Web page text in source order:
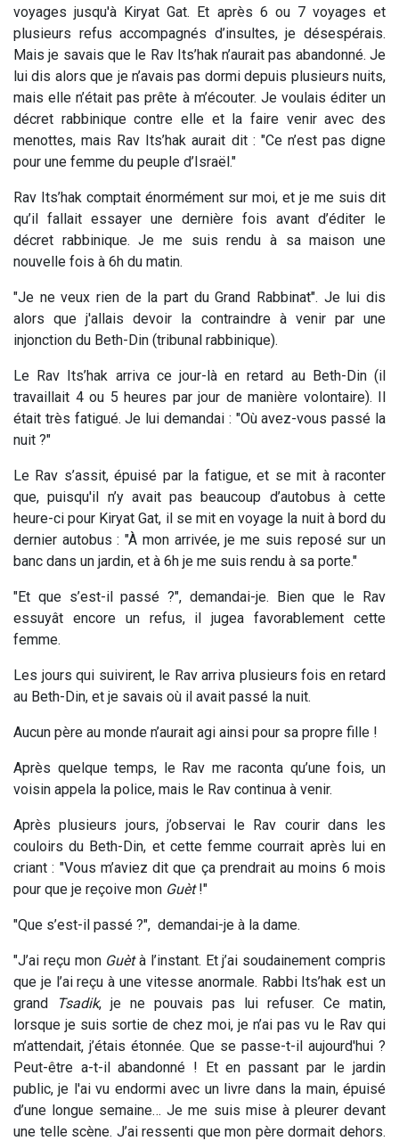
voyages jusqu'à Kiryat Gat. Et après 6 ou 7 voyages et
plusieurs refus accompagnés d’insultes, je désespérais.
Mais je savais que le Rav Its’hak n’aurait pas abandonné. Je
lui dis alors que je n’avais pas dormi depuis plusieurs nuits,
mais elle n’était pas prête à m’écouter. Je voulais éditer un
décret rabbinique contre elle et la faire venir avec des
menottes, mais Rav Its’hak aurait dit : "Ce n’est pas digne
pour une femme du peuple d’Israël."
Rav Its’hak comptait énormément sur moi, et je me suis dit
qu’il fallait essayer une dernière fois avant d’éditer le
décret rabbinique. Je me suis rendu à sa maison une
nouvelle fois à 6h du matin.
"Je ne veux rien de la part du Grand Rabbinat". Je lui dis
alors que j'allais devoir la contraindre à venir par une
injonction du Beth-Din (tribunal rabbinique).
Le Rav Its’hak arriva ce jour-là en retard au Beth-Din (il
travaillait 4 ou 5 heures par jour de manière volontaire). Il
était très fatigué. Je lui demandai : "Où avez-vous passé la
nuit ?"
Le Rav s’assit, épuisé par la fatigue, et se mit à raconter
que, puisqu'il n’y avait pas beaucoup d’autobus à cette
heure-ci pour Kiryat Gat, il se mit en voyage la nuit à bord du
dernier autobus : "À mon arrivée, je me suis reposé sur un
banc dans un jardin, et à 6h je me suis rendu à sa porte."
"Et que s’est-il passé ?", demandai-je. Bien que le Rav
essuyât encore un refus, il jugea favorablement cette
femme.
Les jours qui suivirent, le Rav arriva plusieurs fois en retard
au Beth-Din, et je savais où il avait passé la nuit.
Aucun père au monde n’aurait agi ainsi pour sa propre fille !
Après quelque temps, le Rav me raconta qu’une fois, un
voisin appela la police, mais le Rav continua à venir.
Après plusieurs jours, j’observai le Rav courir dans les
couloirs du Beth-Din, et cette femme courrait après lui en
criant : "Vous m’aviez dit que ça prendrait au moins 6 mois
pour que je reçoive mon Guèt!"
"Que s’est-il passé ?", demandai-je à la dame.
"J’ai reçu mon Guètà l’instant. Et j’ai soudainement compris
que je l’ai reçu à une vitesse anormale. Rabbi Its’hak est un
grand
Tsadik, je ne pouvais pas lui refuser. Ce matin,
lorsque je suis sortie de chez moi, je n’ai pas vu le Rav qui
m’attendait, j’étais étonnée. Que se passe-t-il aujourd'hui ?
Peut-être a-t-il abandonné ! Et en passant par le jardin
public, je l'ai vu endormi avec un livre dans la main, épuisé
d’une longue semaine… Je me suis mise à pleurer devant
une telle scène. J’ai ressenti que mon père dormait dehors.